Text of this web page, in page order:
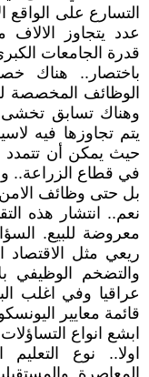
التسارع على
عدد يتجاوز
قدرة الجامعات
باختصار.. هناك
الوظائف المخصصة
وهناك تسابق تخشى
يتم تجاوزها فيه
حيث يمكن أن
في قطاع الزراعة..
بل حتى وظائف
نعم.. انتشار هذه
معروضة للبيع.
ريعي مثل الاقتصاد
والتضخم الوظيفي
عراقيا وفي اغلب
قائمة معايير
ابشع انواع
اولا.. نوع